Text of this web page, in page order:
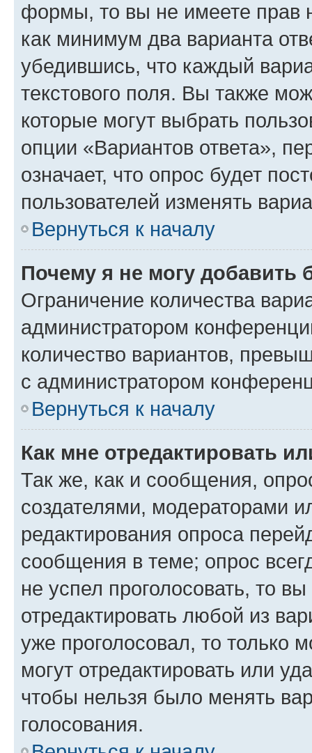
формы, то вы не имеете прав
как минимум два варианта
убедившись, что каждый
текстового поля. Вы также
которые могут выбрать
опции «Вариантов ответа»,
означает, что опрос будет
пользователей изменять
Вернуться к началу
Почему я не могу добавить
Ограничение количества
администратором
количество вариантов,
с администратором
Вернуться к началу
Как мне отредактировать
Так же, как и сообщения,
создателями, модераторами
редактирования опроса
сообщения в теме; опрос
не успел проголосовать, то
отредактировать любой из
уже проголосовал, то только
могут отредактировать или
чтобы нельзя было менять
голосования.